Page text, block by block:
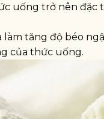
uống trở nên đặc
tăng độ béo
của thức uống.